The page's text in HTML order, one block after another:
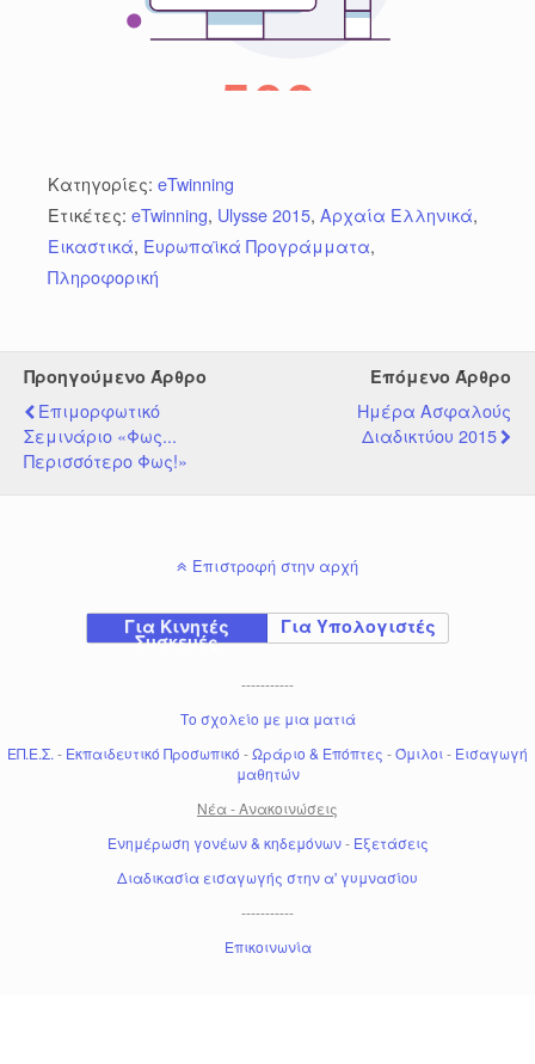
Κατηγορίες: eTwinning
Ετικέτες: eTwinning, Ulysse 2015, Αρχαία Ελληνικά,
Εικαστικά, Ευρωπαϊκά Προγράμματα,
Πληροφορική
Προηγούμενο Άρθρο
Επιμορφωτικό
Σεμινάριο «Φως...
Περισσότερο Φως!»
Επόμενο Άρθρο
Ημέρα Ασφαλούς
Διαδικτύου 2015
Επιστροφή στην αρχή
Για Κινητές
Συσκευές
Για Υπολογιστές
-----------
Το σχολείο με μια ματιά
ΕΠ.Ε.Σ. - Εκπαιδευτικό Προσωπικό -Ωράριο & Επόπτες -Όμιλοι- Εισαγωγή
μαθητών
Νέα - Ανακοινώσεις
Ενημέρωση γονέων & κηδεμόνων- Εξετάσεις
Διαδικασία εισαγωγής στην α' γυμνασίου
-----------
Επικοινωνία